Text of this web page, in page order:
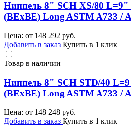
Ниппель 8" SCH XS/80 L=9"
(BEхBE) Long ASTM A733 /
Цена: от 148 292 руб.
Добавить в заказ Купить в 1 клик
Товар в наличии
Ниппель 8" SCH STD/40
(BEхBE) Long ASTM A733 /
Цена: от 148 248 руб.
Добавить в заказ Купить в 1 клик